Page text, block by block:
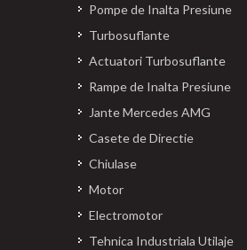
Pompe de Inalta Presiune
Turbosuflante
Actuatori Turbosuflante
Rampe de Inalta Presiune
Jante Mercedes AMG
Casete de Directie
Chiulase
Motor
Electromotor
Tehnica Industriala Utilaje